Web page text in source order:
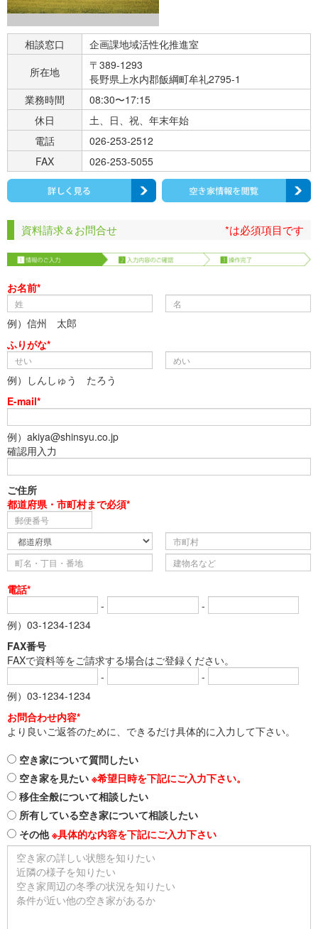
相談窓口
企画課地域活性化推進室
所在地
〒389-1293
長野県上水内郡飯綱町牟礼2795-1
業務時間
08:30〜17:15
休日
土、日、祝、年末年始
電話
026-253-2512
FAX
026-253-5055
資料請求＆お問合せ *は必須項目です
お名前*
例）信州 太郎
ふりがな*
例）しんしゅう たろう
E-mail*
例）akiya@shinsyu.co.jp
確認用入力
ご住所
都道府県・市町村まで必須*
電話*
-
-
例）03-1234-1234
FAX番号
FAXで資料等をご請求する場合はご登録ください。
-
-
例）03-1234-1234
お問合わせ内容*
より良いご返答のために、できるだけ具体的に入力して下さい。
空き家について質問したい
空き家を見たい ※希望日時を下記にご入力下さい。
移住全般について相談したい
所有している空き家について相談したい
その他※具体的な内容を下記にご入力下さい